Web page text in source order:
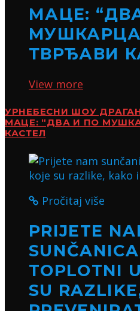
МАЦЕ:
ТВРЂАВИ
View more
УРНЕБЕСНИ ШОУ
МАЦЕ: “ДВА И ПО
КАСТЕЛ
Pročitaj više
PRIJETE
TOPLOTNI
SU